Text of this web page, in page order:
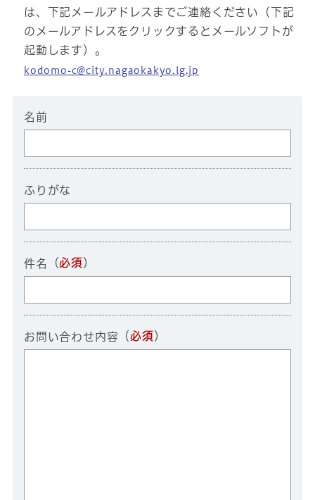
は、下記メールアドレスまでご連絡ください（下記
のメールアドレスをクリックするとメールソフトが
起動します）。
kodomo-c@city.nagaokakyo.lg.jp
名前
ふりがな
件名 （必須 ）
お問い合わせ内容 （必須 ）